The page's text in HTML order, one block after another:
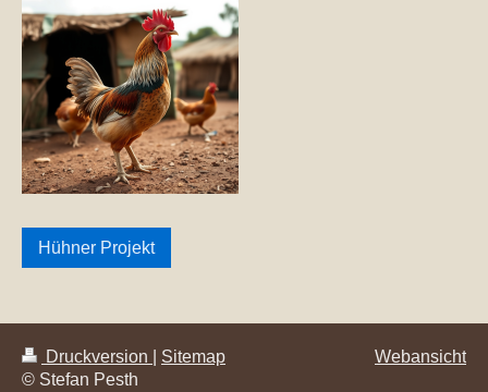
Hühner Projekt
Druckversion
Sitemap
© Stefan Pesth
Webansicht